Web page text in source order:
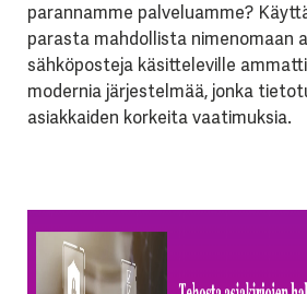
parannamme palveluamme?
parasta mahdollista nimenomaan
sähköposteja käsitteleville
modernia järjestelmää, jonka
asiakkaiden korkeita vaatimuksia.